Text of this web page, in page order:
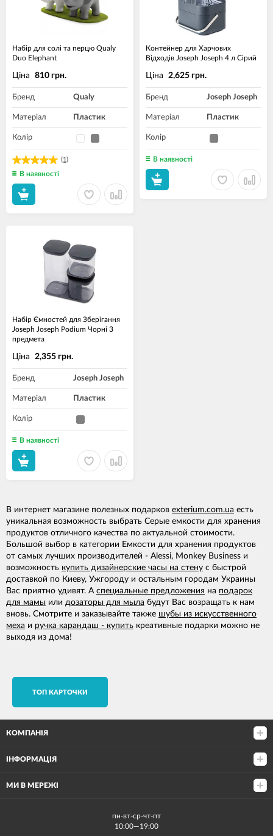
Набір для солі та перцю Qualy
Duo Elephant
(1)
Ціна 810 грн.
Бренд Qualy
Матеріал Пластик
Колір
В наявності
Контейнер для Харчових
Відходів Joseph Joseph 4 л Сірий
Ціна 2,625 грн.
Бренд Joseph Joseph
Матеріал Пластик
Колір
В наявності
Набір Ємностей для Зберігання
Joseph Joseph Podium Чорні 3
предмета
Ціна 2,355 грн.
Бренд Joseph Joseph
Матеріал Пластик
Колір
В наявності
В интернет магазине полезных подарков exterium.com.ua есть
уникальная возможность выбрать Серые емкости для хранения
продуктов отличного качества по актуальной стоимости.
Большой выбор в категории Емкости для хранения продуктов
от самых лучших производителей - Alessi, Monkey Business и
возможность купить дизайнерские часы на стену с быстрой
доставкой по Киеву, Ужгороду и остальным городам Украины
Вас приятно удивят. А специальные предложения на подарок
для мамы или дозаторы для мыла будут Вас возращать к нам
вновь. Смотрите и заказывайте также шубы из искусственного
меха и ручка карандаш - купить креативные подарки можно не
выходя из дома!
TОП КАРТОЧКИ
КОМПАНІЯ
ІНФОРМАЦІЯ
МИ В МЕРЕЖІ
пн-вт-ср-чт-пт
10:00—19:00